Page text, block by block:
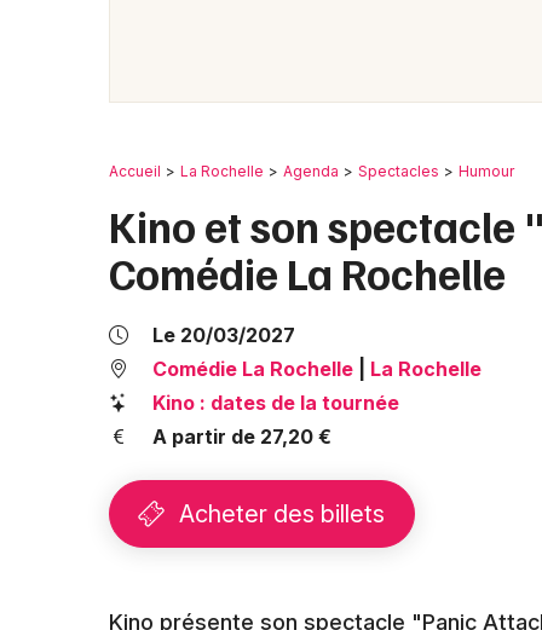
Accueil La Rochelle Agenda Spectacles Humour
Kino et son spectacle
Comédie La Rochelle
Le 20/03/2027
Comédie La Rochelle
La Rochelle
Kino : dates de la tournée
A partir de 27,20 €
Acheter des billets
Kino présente son spectacle "Panic